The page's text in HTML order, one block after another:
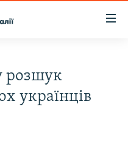
розшук
українців